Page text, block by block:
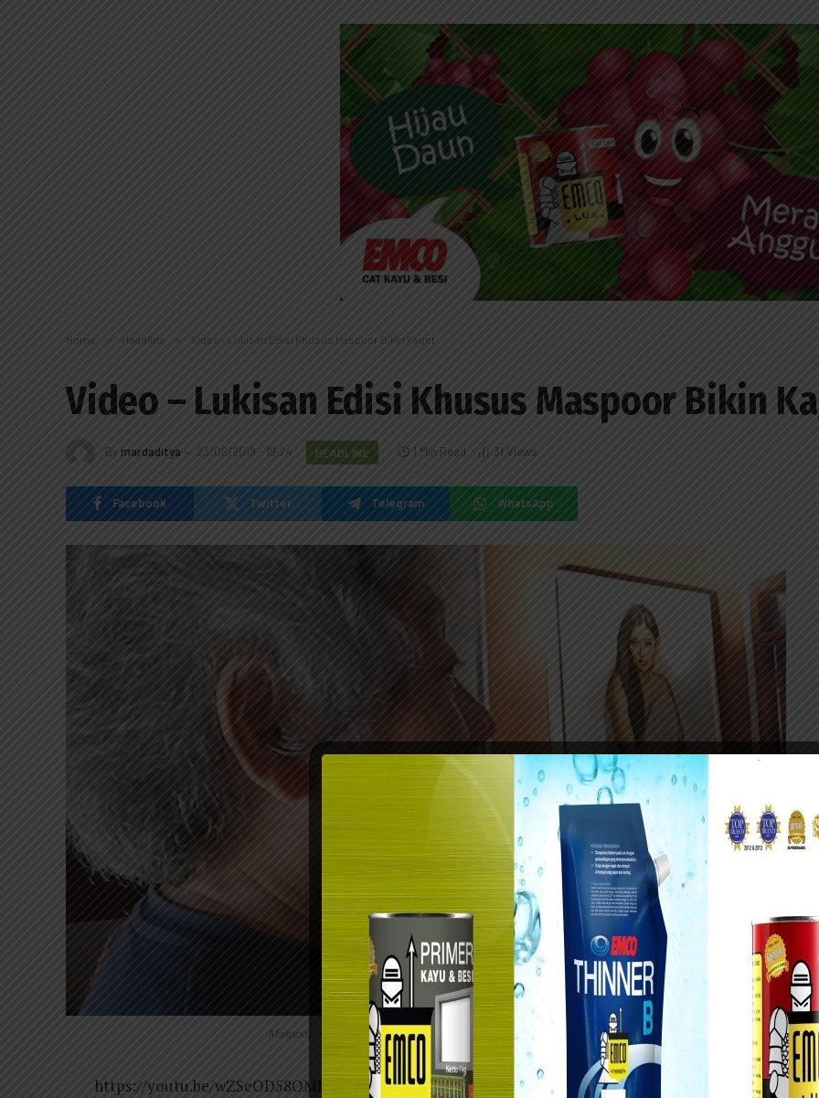
Home » Headline » Video – Lukisan Edisi Khusus Maspoor Bikin Kaget
Video – Lukisan Edisi Khusus Maspoor Bikin
By mardaditya 23/06/2019 - 19:24 HEADLINE 1 Min Read 31 Views
Facebook Twitter Telegram WhatsApp
Maspoor Abdul Karim dengan latar belakang karya2 lukisannya
https://youtu.be/wZSeOD58OMI